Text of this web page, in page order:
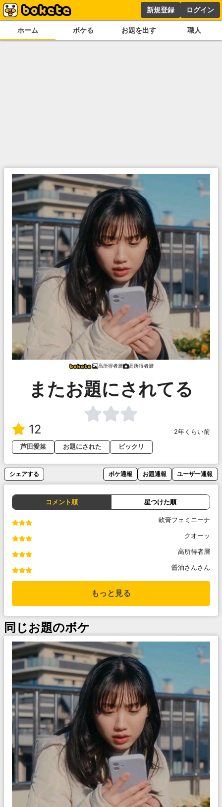
新規登録 ログイン
ホーム ボケる お題を出す 職人
高所得者層 高所得者層
またお題にされてる
12
2年くらい前
芦田愛菜
お題にされた ビックリ
シェアする ボケ通報 お題通報 ユーザー通報
コメント順 星つけた順
軟膏フェミニーナ
クオーッ
高所得者層
醤油さんさん
もっと見る
同じお題のボケ